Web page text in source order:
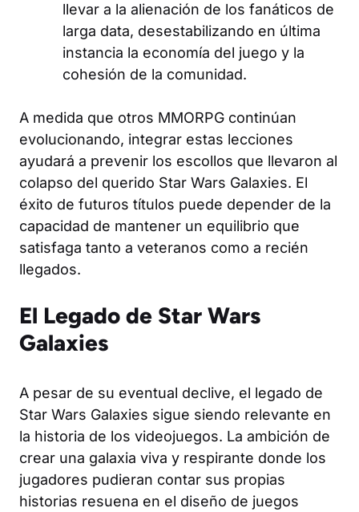
llevar a la alienación de los fanáticos de
larga data, desestabilizando en última
instancia la economía del juego y la
cohesión de la comunidad.
A medida que otros MMORPG continúan
evolucionando, integrar estas lecciones
ayudará a prevenir los escollos que llevaron al
colapso del querido Star Wars Galaxies. El
éxito de futuros títulos puede depender de la
capacidad de mantener un equilibrio que
satisfaga tanto a veteranos como a recién
llegados.
El Legado de Star Wars
Galaxies
A pesar de su eventual declive, el legado de
Star Wars Galaxies sigue siendo relevante en
la historia de los videojuegos. La ambición de
crear una galaxia viva y respirante donde los
jugadores pudieran contar sus propias
historias resuena en el diseño de juegos